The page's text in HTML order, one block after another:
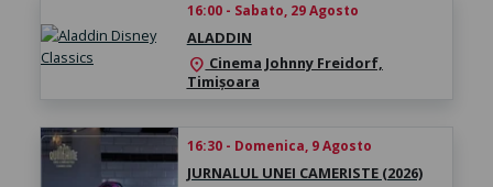
16:00 - Sabato, 29 Agosto
ALADDIN
location_on Cinema Johnny Freidorf,
Timișoara
16:30 - Domenica, 9 Agosto
JURNALUL UNEI CAMERISTE (2026)